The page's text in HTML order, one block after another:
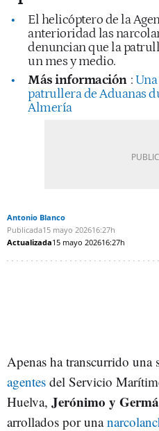
El helicóptero de la
anterioridad las
denuncian que la
un mes y medio.
Más información :
patrullera de Aduanas
Almería
Antonio Blanco
Publicada15 mayo 202616:27h
Actualizada15 mayo 202616:27h
Apenas ha transcurrido una
agentes del Servicio
Huelva, Jerónimo y
arrollados por una